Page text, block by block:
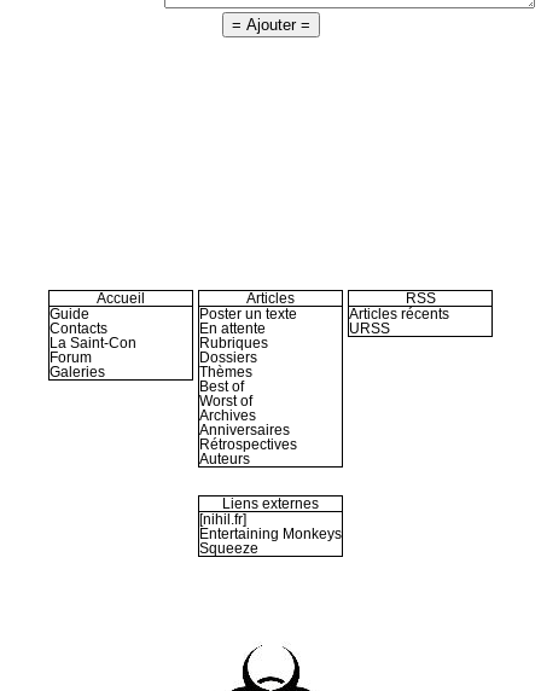
Accueil
Guide
Contacts
La Saint-Con
Forum
Galeries
Articles
Poster un texte
En attente
Rubriques
Dossiers
Thèmes
Best of
Worst of
Archives
Anniversaires
Rétrospectives
Auteurs
RSS
Articles récents
URSS
Liens externes
[nihil.fr]
Entertaining Monkeys
Squeeze